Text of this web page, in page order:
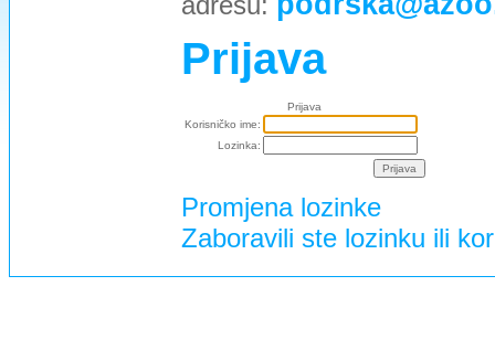
Prijava
Prijava
Korisničko ime:
Lozinka:
Promjena lozinke
Zaboravili ste lozinku ili